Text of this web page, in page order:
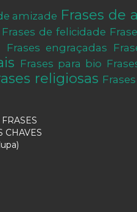
amizade Frases de
Frases de felicidade
Frases engraçadas
Frases para bio
religiosas
CHAVES